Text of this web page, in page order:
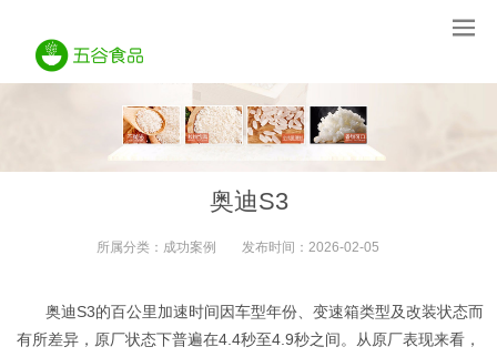
奥迪S3
所属分类： 成功案例 发布时间： 2026-02-05
奥迪S3的百公里加速时间因车型年份、变速箱类型及改装状态而
有所差异，原厂状态下普遍在4.4秒至4.9秒之间。从原厂表现来看，